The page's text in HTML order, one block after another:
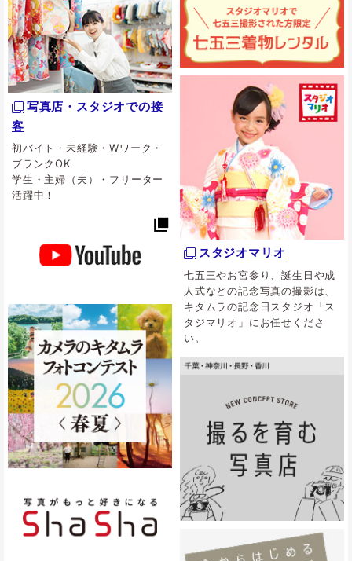
写真店・スタジオでの接
客
初バイト・未経験・Wワーク・
ブランクOK
学生・主婦（夫）・フリーター
活躍中！
スタジオマリオ
七五三やお宮参り、誕生日や成
人式などの記念写真の撮影は、
キタムラの記念日スタジオ「ス
タジマリオ」にお任せくださ
い。